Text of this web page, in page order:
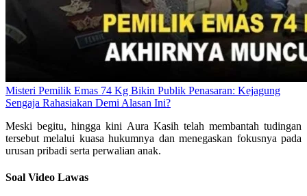
Misteri Pemilik Emas 74 Kg Bikin Publik Penasaran: Kejagung
Sengaja Rahasiakan Demi Alasan Ini?
Meski begitu, hingga kini Aura Kasih telah membantah tudingan
tersebut melalui kuasa hukumnya dan menegaskan fokusnya pada
urusan pribadi serta perwalian anak.
Soal Video Lawas